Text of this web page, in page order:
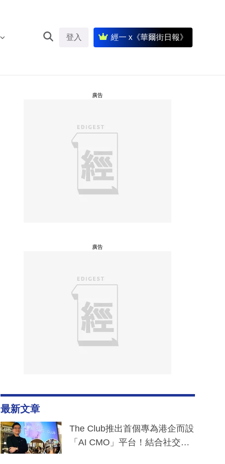
登入 經一 x《華爾街日報》
廣告
廣告
最新文章
The Club推出首個專為港企而設
「AI CMO」平台！結合社交聆